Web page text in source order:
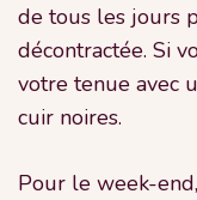
de tous les jours
décontractée. Si
votre tenue avec
cuir noires.
Pour le week-